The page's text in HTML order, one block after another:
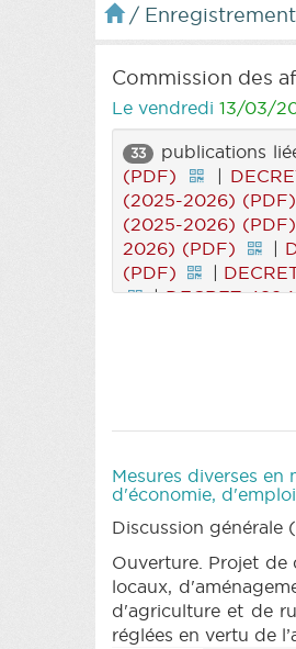
/
Commission des
Le vendredi 13/03/
33 publications
(PDF)
|
(2025-2026) (PDF)
(2025-2026) (PDF)
2026) (PDF)
|
(PDF)
|
|DECRET 489
DECRET 490 N°
DECRET 490 N°
Mesures diverses
d'économie,
Discussion générale
Ouverture. Projet
locaux,
d'agriculture et de
réglées en vertu de